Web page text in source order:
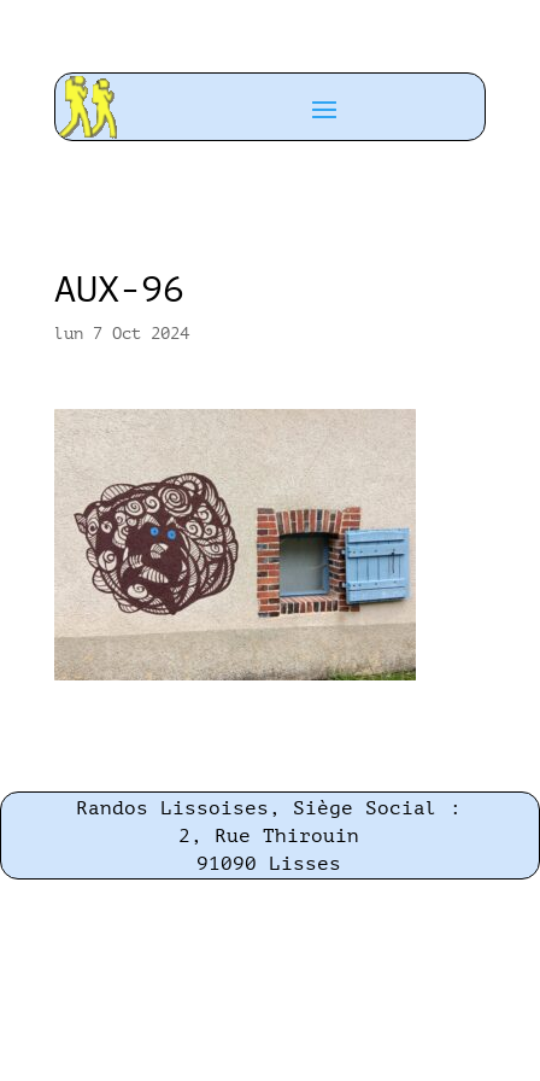
AUX-96
lun 7 Oct 2024
Randos Lissoises, Siège Social :
2, Rue Thirouin
91090 Lisses